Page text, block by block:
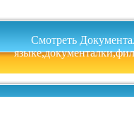
Смотреть